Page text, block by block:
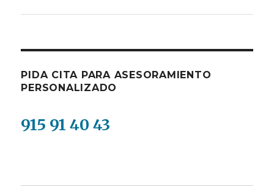
PIDA CITA PARA ASESORAMIENTO
PERSONALIZADO
915 91 40 43